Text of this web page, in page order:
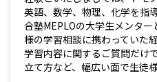
英語、数学、物理、化学を指
合塾MEPLOの大学生メンタ
様の学習相談に携わっていた
学習内容に関するご質問だけ
立て方など、幅広い面で生徒